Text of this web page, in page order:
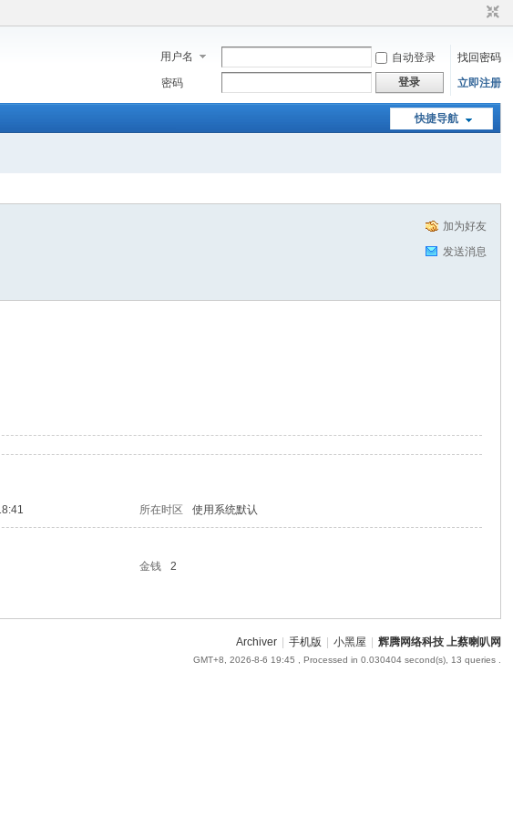
用户名 自动登录
找回密码
密码
登录 立即注册
快捷导航
加为好友
发送消息
所在时区 使用系统默认
金钱
2
Archiver 手机版 小黑屋 辉腾网络科技 上蔡喇叭网
GMT+8, 2026-8-6 19:45 , Processed in 0.030404 second(s), 13 queries .